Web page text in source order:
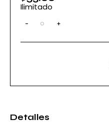
Ilimitado
-
C
n
+
Detalles